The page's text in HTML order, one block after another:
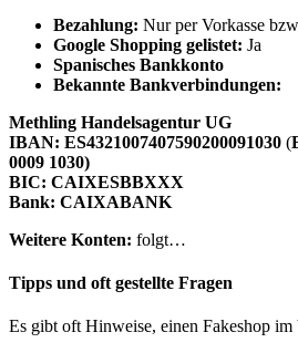
Bezahlung: Nur per Vorkasse
Google Shopping gelistet: Ja
Spanisches Bankkonto
Bekannte Bankverbindungen:
Methling Handelsagentur UG
IBAN: ES4321007407590200091030 (
0009 1030)
BIC: CAIXESBBXXX
Bank: CAIXABANK
Weitere Konten: folgt…
Tipps und oft gestellte Fragen
Es gibt oft Hinweise, einen Fakeshop im